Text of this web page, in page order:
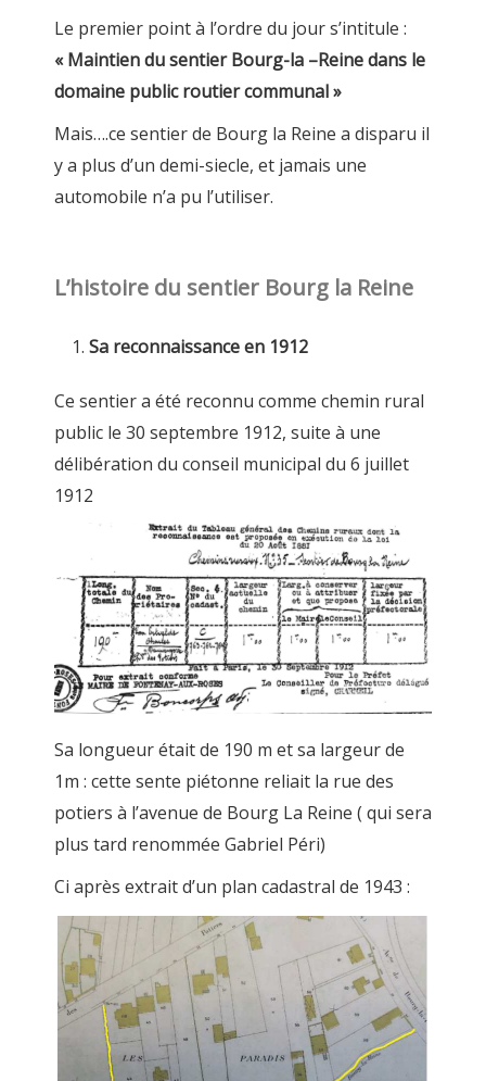
Le premier point à l’ordre du jour s’intitule :
« Maintien du sentier Bourg-la –Reine dans le
domaine public routier communal »
Mais….ce sentier de Bourg la Reine a disparu il
y a plus d’un demi-siecle, et jamais une
automobile n’a pu l’utiliser.
L’histoire du sentier Bourg la Reine
Sa reconnaissance en 1912
Ce sentier a été reconnu comme chemin rural
public le 30 septembre 1912, suite à une
délibération du conseil municipal du 6 juillet
1912
Sa longueur était de 190 m et sa largeur de
1m : cette sente piétonne reliait la rue des
potiers à l’avenue de Bourg La Reine ( qui sera
plus tard renommée Gabriel Péri)
Ci après extrait d’un plan cadastral de 1943 :